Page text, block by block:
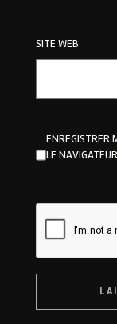
SITE WEB
ENREGISTRER
LE